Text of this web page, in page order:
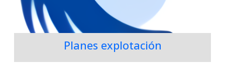
Planes explotación